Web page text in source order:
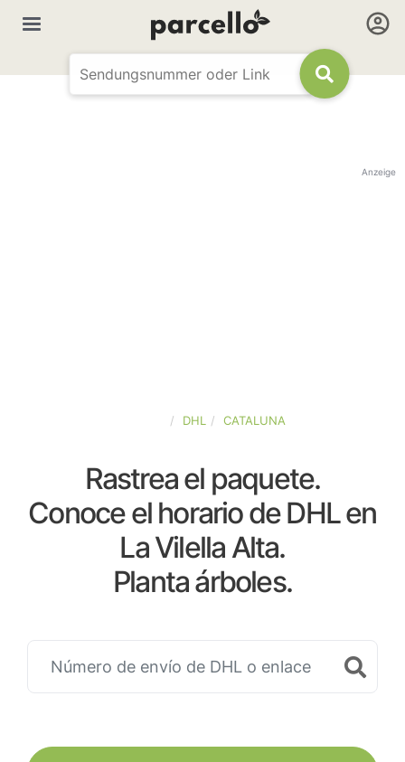
Anzeige
DHL CATALUNA
Rastrea el paquete.
Conoce el horario de DHL en
La Vilella Alta.
Planta árboles.